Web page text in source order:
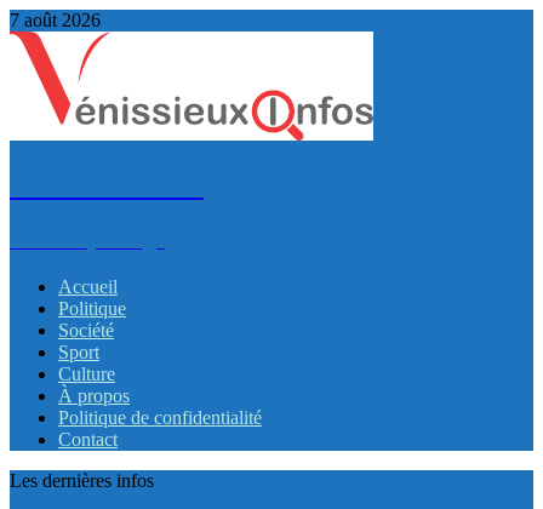
7 août 2026
Accueil
Politique
Société
Sport
Culture
À propos
Politique de confidentialité
Contact
Les dernières infos